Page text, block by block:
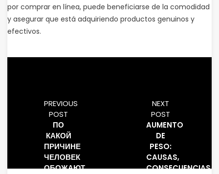
por comprar en línea, puede beneficiarse de la comodidad
y asegurar que está adquiriendo productos genuinos y
efectivos.
PREVIOUS
POST
ПО
КАКОЙ
ПРИЧИНЕ
ЧЕЛОВЕК
ОБОЖАЮТ
NEXT
POST
AUMENTO
DE
PESO:
CAUSAS,
CONSECUENCIAS